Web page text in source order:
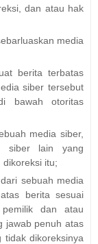
dan atau hak
media
berita terbatas
siber tersebut
bawah otoritas
media siber,
siber lain yang
itu;
sebuah media
berita sesuai
dan atau
jawab penuh atas
dikoreksinya